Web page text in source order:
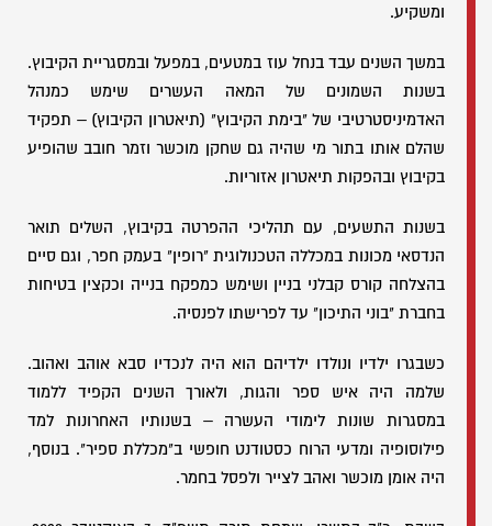
ומשקיע.
במשך השנים עבד בנחל עוז במטעים, במפעל ובמסגריית הקיבוץ.
בשנות השמונים של המאה העשרים שימש כמנהל
האדמיניסטרטיבי של "בימת הקיבוץ" (תיאטרון הקיבוץ) – תפקיד
שהלם אותו בתור מי שהיה גם שחקן מוכשר וזמר חובב שהופיע
בקיבוץ ובהפקות תיאטרון אזוריות.
בשנות התשעים, עם תהליכי ההפרטה בקיבוץ, השלים תואר
הנדסאי מכונות במכללה הטכנולוגית "רופין" בעמק חפר, וגם סיים
בהצלחה קורס קבלני בניין ושימש כמפקח בנייה וכקצין בטיחות
בחברת "בוני התיכון" עד לפרישתו לפנסיה.
כשבגרו ילדיו ונולדו ילדיהם הוא היה לנכדיו סבא אוהב ואהוב.
שלמה היה איש ספר והגות, ולאורך השנים הקפיד ללמוד
במסגרות שונות לימודי העשרה – בשנותיו האחרונות למד
פילוסופיה ומדעי הרוח כסטודנט חופשי ב"מכללת ספיר". בנוסף,
היה אומן מוכשר ואהב לצייר ולפסל בחמר.